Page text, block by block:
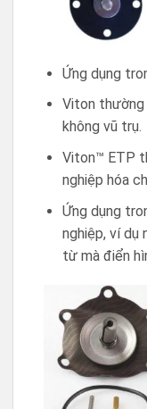
Ứng dụng
Viton thường
không vũ trụ.
Viton™ ETP
nghiệp hóa
Ứng dụng
nghiệp, ví dụ
từ mà điển